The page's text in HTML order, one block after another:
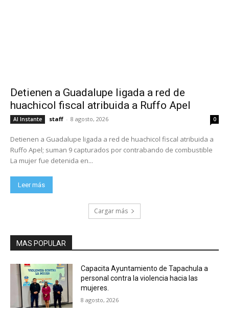
Detienen a Guadalupe ligada a red de
huachicol fiscal atribuida a Ruffo Apel
Al Instante staff - 8 agosto, 2026 0
Detienen a Guadalupe ligada a red de huachicol fiscal atribuida a
Ruffo Apel; suman 9 capturados por contrabando de combustible
La mujer fue detenida en...
Leer más
Cargar más
MAS POPULAR
Capacita Ayuntamiento de Tapachula a
personal contra la violencia hacia las
mujeres.
8 agosto, 2026